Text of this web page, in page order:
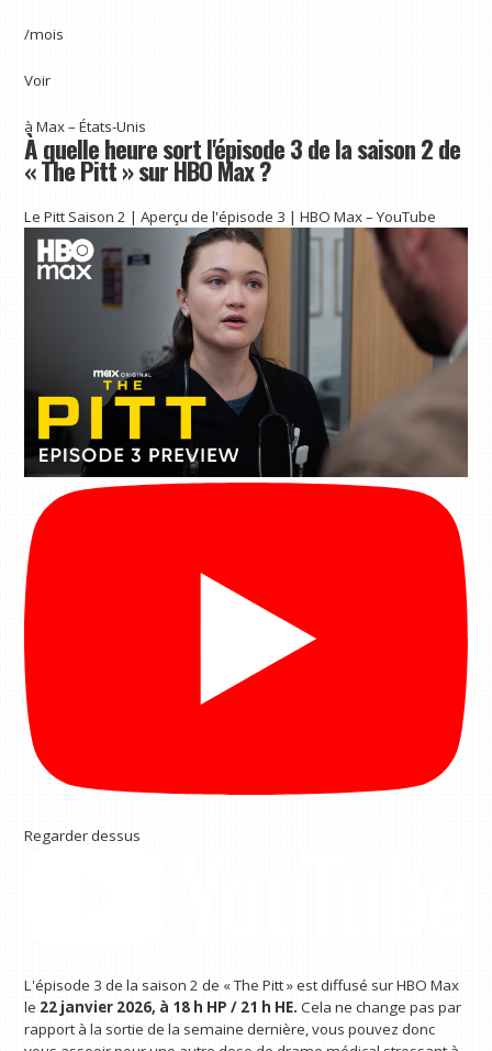
/mois
Voir
àMax – États-Unis
À quelle heure sort l'épisode 3 de la saison 2 de
« The Pitt » sur HBO Max ?
Le Pitt Saison 2 | Aperçu de l'épisode 3 | HBO Max – YouTube
Regarder dessus
L'épisode 3 de la saison 2 de « The Pitt » est diffusé sur HBO Max
le 22 janvier 2026, à 18 h HP / 21 h HE.Cela ne change pas par
rapport à la sortie de la semaine dernière, vous pouvez donc